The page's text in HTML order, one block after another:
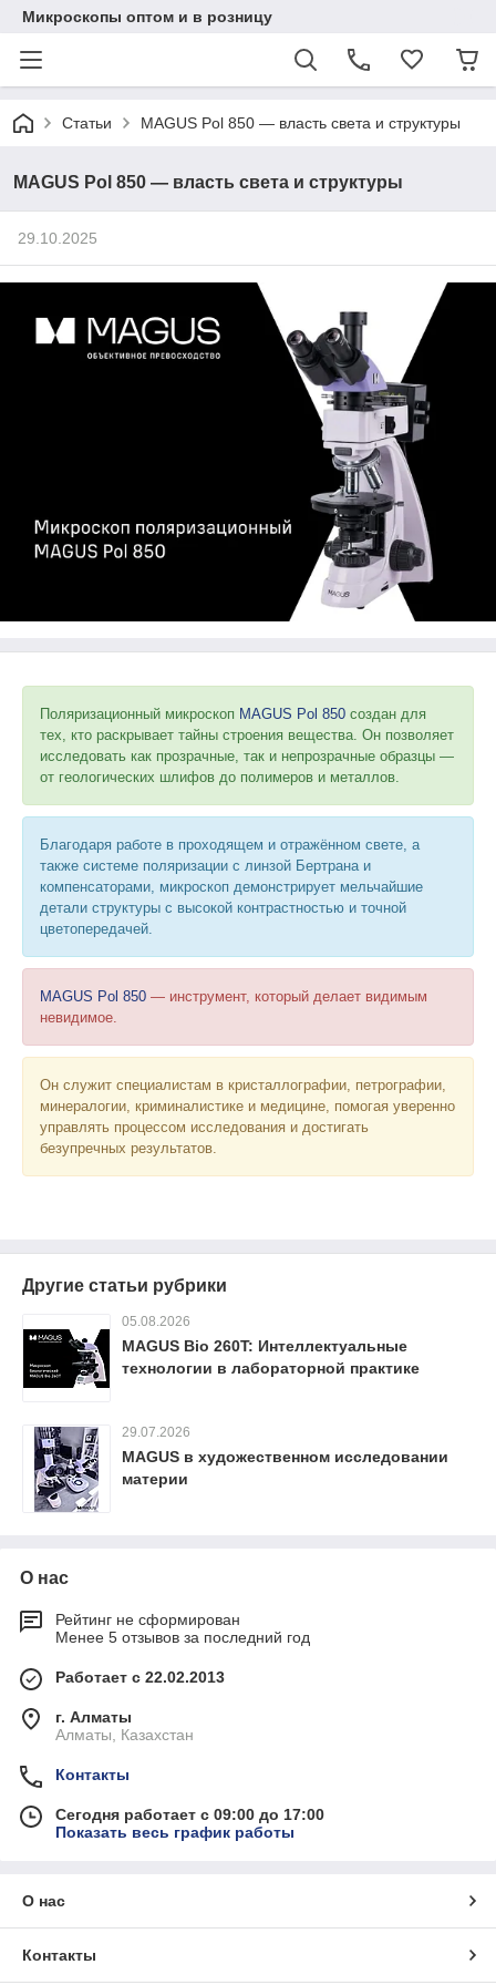
Микроскопы оптом и в розницу
Статьи MAGUS Pol 850 — власть света и структуры
MAGUS Pol 850 — власть света и структуры
29.10.2025
Поляризационный микроскоп MAGUS Pol 850 создан для
тех, кто раскрывает тайны строения вещества. Он позволяет
исследовать как прозрачные, так и непрозрачные образцы —
от геологических шлифов до полимеров и металлов.
Благодаря работе в проходящем и отражённом свете, а
также системе поляризации с линзой Бертрана и
компенсаторами, микроскоп демонстрирует мельчайшие
детали структуры с высокой контрастностью и точной
цветопередачей.
MAGUS Pol 850 — инструмент, который делает видимым
невидимое.
Он служит специалистам в кристаллографии, петрографии,
минералогии, криминалистике и медицине, помогая уверенно
управлять процессом исследования и достигать
безупречных результатов.
Другие статьи рубрики
05.08.2026
MAGUS Bio 260T: Интеллектуальные
технологии в лабораторной практике
29.07.2026
MAGUS в художественном исследовании
материи
О нас
Рейтинг не сформирован
Менее 5 отзывов за последний год
Работает с 22.02.2013
г. Алматы
Алматы, Казахстан
Контакты
Сегодня работает с 09:00 до 17:00
Показать весь график работы
О нас
Контакты